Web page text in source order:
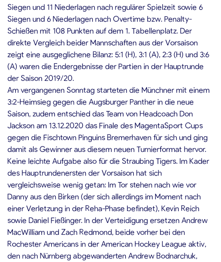
Siegen und 11 Niederlagen nach regulärer Spielzeit sowie 6
Siegen und 6 Niederlagen nach Overtime bzw. Penalty-
Schießen mit 108 Punkten auf dem 1. Tabellenplatz. Der
direkte Vergleich beider Mannschaften aus der Vorsaison
zeigt eine ausgeglichene Bilanz: 5:1 (H), 3:1 (A), 2:3 (H) und 3:6
(A) waren die Endergebnisse der Partien in der Hauptrunde
der Saison 2019/20.
Am vergangenen Sonntag starteten die Münchner mit einem
3:2-Heimsieg gegen die Augsburger Panther in die neue
Saison, zudem entschied das Team von Headcoach Don
Jackson am 13.12.2020 das Finale des MagentaSport Cups
gegen die Fischtown Pinguins Bremerhaven für sich und ging
damit als Gewinner aus diesem neuen Turnierformat hervor.
Keine leichte Aufgabe also für die Straubing Tigers. Im Kader
des Hauptrundenersten der Vorsaison hat sich
vergleichsweise wenig getan: Im Tor stehen nach wie vor
Danny aus den Birken (der sich allerdings im Moment nach
einer Verletzung in der Reha-Phase befindet), Kevin Reich
sowie Daniel Fießinger. In der Verteidigung ersetzen Andrew
MacWilliam und Zach Redmond, beide vorher bei den
Rochester Americans in der American Hockey League aktiv,
den nach Nürnberg abgewanderten Andrew Bodnarchuk,